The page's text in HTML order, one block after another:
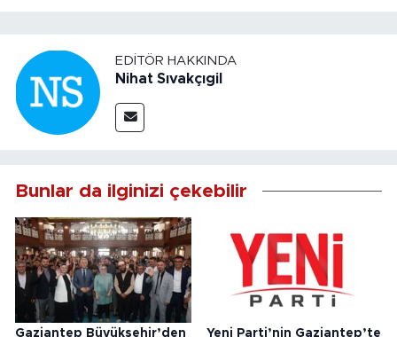
EDITÖR HAKKINDA
Nihat Sıvakçıgil
Bunlar da ilginizi çekebilir
Gaziantep Büyükşehir’den Yeni Parti’nin Gaziantep’te